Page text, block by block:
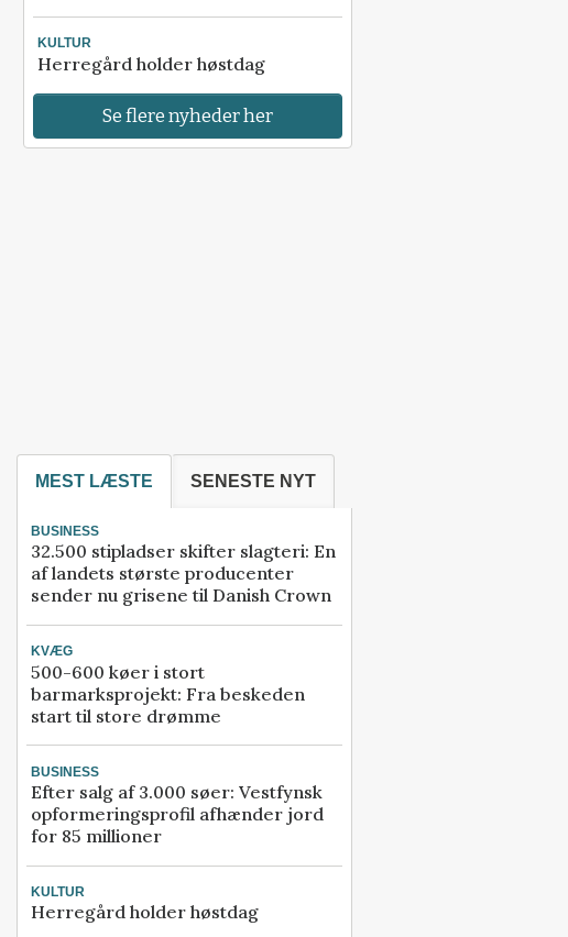
KULTUR
Herregård holder høstdag
Se flere nyheder her
MEST LÆSTE SENESTE NYT
BUSINESS
32.500 stipladser skifter slagteri: En
af landets største producenter
sender nu grisene til Danish Crown
KVÆG
500-600 køer i stort
barmarksprojekt: Fra beskeden
start til store drømme
BUSINESS
Efter salg af 3.000 søer: Vestfynsk
opformeringsprofil afhænder jord
for 85 millioner
KULTUR
Herregård holder høstdag